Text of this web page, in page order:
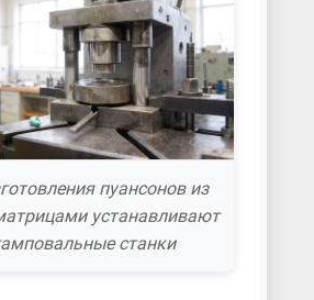
пуансонов из
устанавливают
станки